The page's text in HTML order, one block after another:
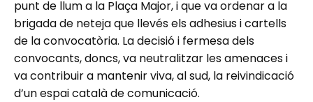
punt de llum a la Plaça Major, i que va ordenar a la
brigada de neteja que llevés els adhesius i cartells
de la convocatòria. La decisió i fermesa dels
convocants, doncs, va neutralitzar les amenaces i
va contribuir a mantenir viva, al sud, la reivindicació
d’un espai català de comunicació.